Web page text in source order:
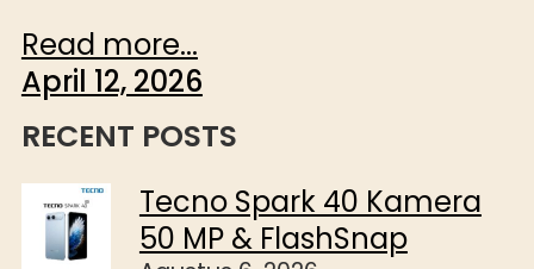
Read more...
April 12, 2026
RECENT POSTS
Tecno Spark 40 Kamera
50 MP & FlashSnap